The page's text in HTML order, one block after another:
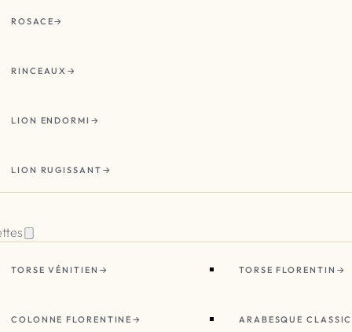
ROSACE
RINCEAUX
LION ENDORMI
LION RUGISSANT
TORSE VÉNITIEN TORSE FLORENTIN
COLONNE FLORENTINE ARABESQUE